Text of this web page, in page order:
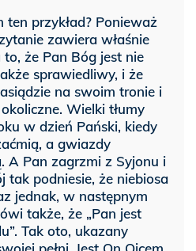
ten przykład? Ponieważ
zawiera właśnie
że Pan Bóg jest nie
sprawiedliwy, i że
na swoim tronie i
Wielki tłumy
w dzień Pański, kiedy
a gwiazdy
A Pan zagrzmi z Syjonu i
tak podniesie, że niebiosa
jednak, w następnym
także, że „Pan jest
Tak oto, ukazany